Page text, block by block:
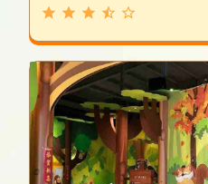
grade grade grade star_half star_border